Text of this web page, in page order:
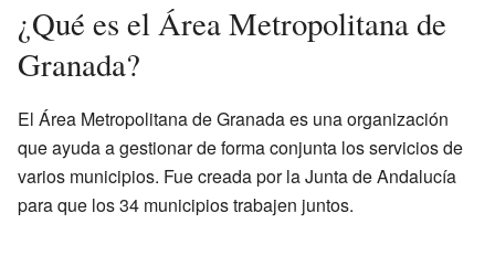
¿Qué es el Área Metropolitana de
Granada?
El Área Metropolitana de Granada es una organización
que ayuda a gestionar de forma conjunta los servicios de
varios municipios. Fue creada por la Junta de Andalucía
para que los 34 municipios trabajen juntos.